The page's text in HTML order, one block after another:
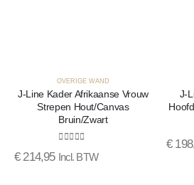
OVERIGE WAND
J-Line Kader Afrikaanse Vrouw
Strepen Hout/Canvas
Bruin/Zwart
€214,95 Incl. BTW
J-
€